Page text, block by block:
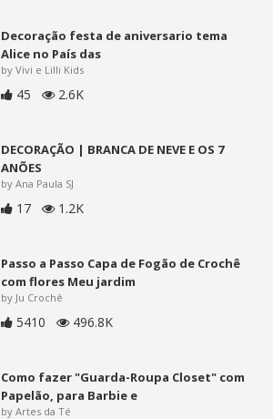
Decoração festa de aniversario tema
Alice no País das
by Vivi e Lilli Kids
45 2.6K
DECORAÇÃO | BRANCA DE NEVE E OS 7
ANÕES
by Ana Paula SJ
17 1.2K
Passo a Passo Capa de Fogão de Crochê
com flores Meu jardim
by Ju Crochê
5410 496.8K
Como fazer "Guarda-Roupa Closet" com
Papelão, para Barbie e
by Artes da Té